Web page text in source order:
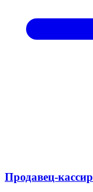
Продавец-кассир